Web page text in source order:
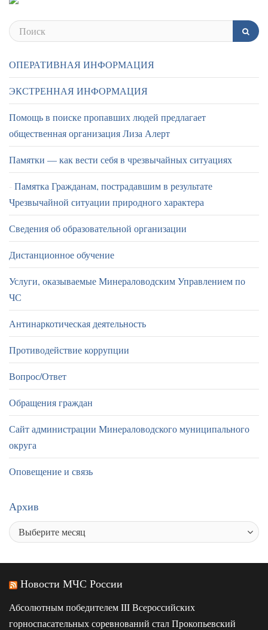
ОПЕРАТИВНАЯ ИНФОРМАЦИЯ
ЭКСТРЕННАЯ ИНФОРМАЦИЯ
Помощь в поиске пропавших людей предлагает
общественная организация Лиза Алерт
Памятки — как вести себя в чрезвычайных ситуациях
Памятка Гражданам, пострадавшим в результате
Чрезвычайной ситуации природного характера
Сведения об образовательной организации
Дистанционное обучение
Услуги, оказываемые Минераловодским Управлением по
ЧС
Антинаркотическая деятельность
Противодействие коррупции
Вопрос/Ответ
Обращения граждан
Сайт администрации Минераловодского муниципального
округа
Оповещение и связь
Архив
Новости МЧС России
Абсолютным победителем III Всероссийских
горноспасательных соревнований стал Прокопьевский